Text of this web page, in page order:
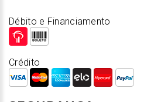
Débito e Financiamento
Crédito